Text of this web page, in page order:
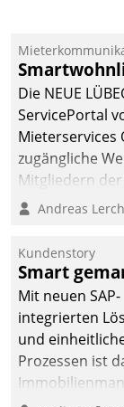
Dialogführung
dem externen
Serviceteam,
Mietenden
effizienter zu
Die NEUE
ServicePortal
Mieterservices
zugängliche
Mitgliedern
Andreas
Kundenstory
Smart
Mit neuen SAP-
integrierten
und
Prozessen ist